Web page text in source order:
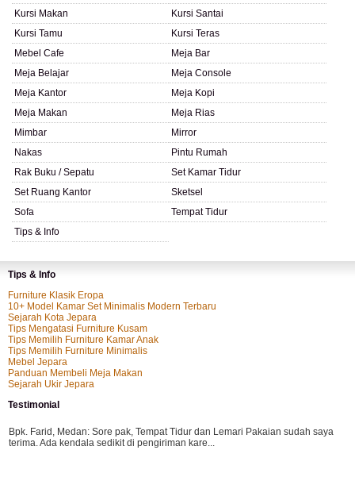
Kursi Makan
Kursi Santai
Kursi Tamu
Kursi Teras
Mebel Cafe
Meja Bar
Meja Belajar
Meja Console
Meja Kantor
Meja Kopi
Meja Makan
Meja Rias
Mimbar
Mirror
Nakas
Pintu Rumah
Rak Buku / Sepatu
Set Kamar Tidur
Set Ruang Kantor
Sketsel
Sofa
Tempat Tidur
Tips & Info
Tips & Info
Furniture Klasik Eropa
10+ Model Kamar Set Minimalis Modern Terbaru
Sejarah Kota Jepara
Tips Mengatasi Furniture Kusam
Tips Memilih Furniture Kamar Anak
Tips Memilih Furniture Minimalis
Mebel Jepara
Panduan Membeli Meja Makan
Sejarah Ukir Jepara
Testimonial
Bpk. Farid, Medan: Sore pak, Tempat Tidur dan Lemari Pakaian sudah saya
terima. Ada kendala sedikit di pengiriman kare...